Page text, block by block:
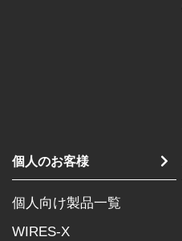
個人のお客様
個人向け製品一覧
WIRES-X